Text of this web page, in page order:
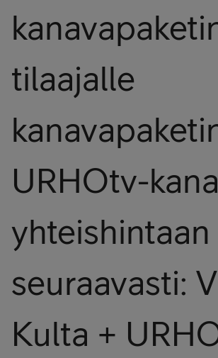
tilaajalle
URHOtv-
yhteishintaan
seuraavasti:
Kulta +